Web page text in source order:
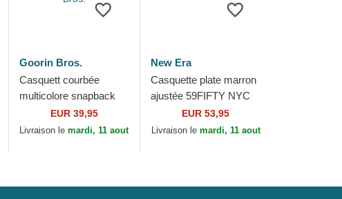
Goorin Bros.
Casquett courbée
multicolore snapback
Goorin Bros. King Team
Tiger Original Recipe
EUR 39,95
Livraison lemardi, 11 aout
New Era
Casquette plate marron
ajustée 59FIFTY NYC
Side New York Yankees
MLB New Era
EUR 53,95
Livraison le mardi, 11 aout